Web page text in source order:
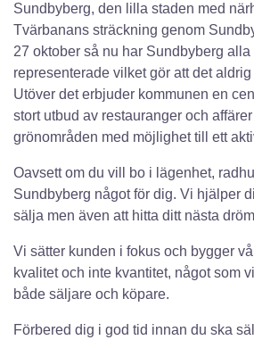
Sundbyberg, den lilla staden med
Tvärbanans sträckning genom
27 oktober så nu har Sundbyberg
representerade vilket gör att det
Utöver det erbjuder kommunen en
stort utbud av restauranger och
grönområden med möjlighet till ett
Oavsett om du vill bo i lägenhet,
Sundbyberg något för dig. Vi hjälper
sälja men även att hitta ditt nästa
Vi sätter kunden i fokus och bygger
kvalitet och inte kvantitet, något som
både säljare och köpare.
Förbered dig i god tid innan du ska